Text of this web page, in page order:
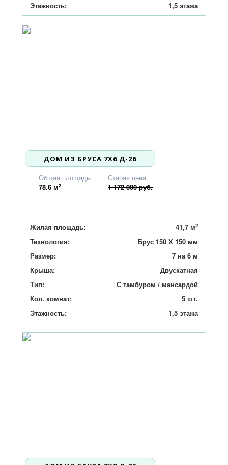
Этажность:
1,5 этажа
ДОМ ИЗ БРУСА 7X6 Д-26
Старая цена:
1 172 000 руб.
Общая площадь:
78.6 м2
Жилая площадь: 41,7 м2
Технология:
Брус 150 Х 150 мм
Размер:
7 на 6 м
Крыша:
Двускатная
Тип:
С тамбуром / мансардой
Кол. комнат:
5 шт.
Этажность:
1,5 этажа